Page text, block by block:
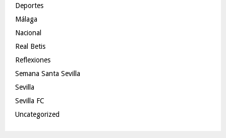
Deportes
Málaga
Nacional
Real Betis
Reflexiones
Semana Santa Sevilla
Sevilla
Sevilla FC
Uncategorized